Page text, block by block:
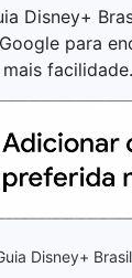
Disney+
para
facilidade.
Disney+